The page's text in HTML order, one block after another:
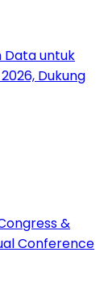
Data untuk
Dukung
&
Conference